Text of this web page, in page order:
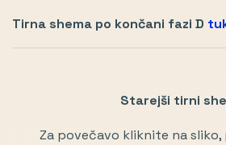
Tirna shema po končani fazi D
Starejši tirni
Za povečavo kliknite na